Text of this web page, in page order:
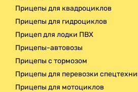
Прицепы для квадроциклов
Прицепы для гидроциклов
Прицеп для лодки ПВХ
Прицепы-автовозы
Прицепы с тормозом
Прицепы для перевозки
Прицепы для мотоциклов